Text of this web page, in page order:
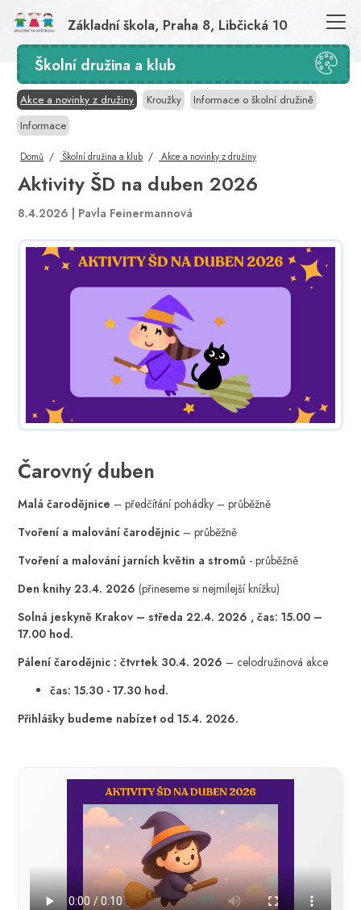
Základní škola, Praha 8, Libčická 10
Domů Školní družina a klub Akce a novinky z družiny
Aktivity ŠD na duben 2026
8.4.2026 | Pavla Feinermannová
Čarovný duben
Malá čarodějnice – předčítání pohádky – průběžně
Tvoření a malování čarodějnic– průběžně
Tvoření a malování jarních květin a stromů - průběžně
Den knihy 23.4. 2026 (přineseme si nejmilejší knížku)
Solná jeskyně Krakov – středa 22.4. 2026 , čas: 15.00 –
17.00 hod.
Pálení čarodějnic : čtvrtek 30.4. 2026 – celodružinová akce
čas: 15.30 - 17.30 hod.
Přihlášky budeme nabízet od 15.4. 2026.
Školní družina a klub
Akce a novinky z družiny Kroužky
Informace o školní družině
Informace